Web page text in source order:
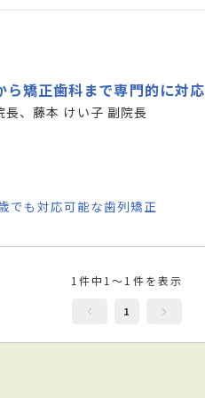
ら矯正歯科まで専門的に対応
長、藤本 けい子 副院長
でも対応可能な歯列矯正
1件中1～1件を表示
1